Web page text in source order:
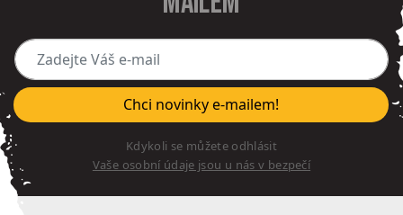
Zadejte Váš e-mail
Chci novinky e-mailem!
Kdykoli se můžete odhlásit
Vaše osobní údaje jsou u nás v bezpečí